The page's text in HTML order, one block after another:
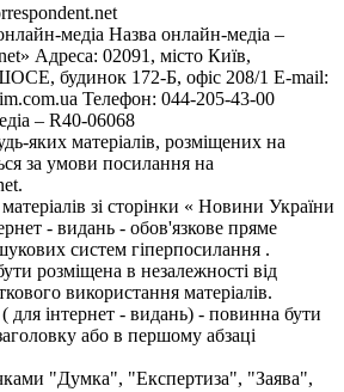
медіа Назва онлайн-медіа –
Адреса: 02091, місто Київ,
будинок 172-Б, офіс 208/1 E-mail:
Телефон: 044-205-43-00
– R40-06068
яких матеріалів, розміщених на
за умови посилання на
зі сторінки « Новини України
- видань - обов'язкове пряме
систем гіперпосилання .
розміщена в незалежності від
використання матеріалів.
для інтернет - видань) - повинна бути
або в першому абзаці
"Думка", "Експертиза", "Заява",